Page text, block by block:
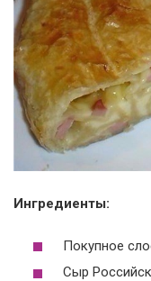
Ингредиенты:
Покупное
Сыр